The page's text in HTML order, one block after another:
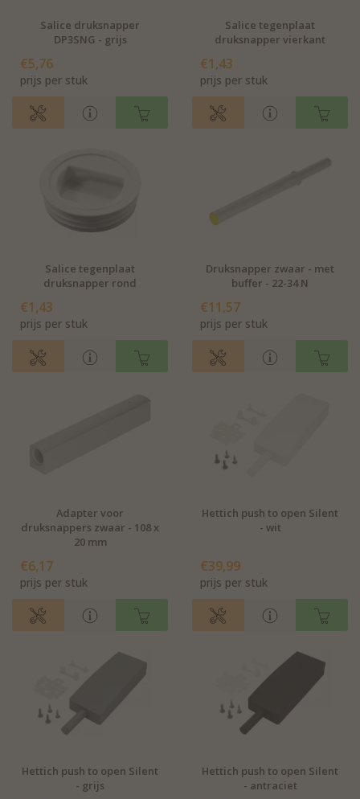
Salice druksnapper
DP3SNG - grijs
€5,76
prijs per stuk
Salice tegenplaat
druksnapper vierkant
€1,43
prijs per stuk
Salice tegenplaat
druksnapper rond
€1,43
prijs per stuk
Druksnapper zwaar - met
buffer - 22-34 N
€11,57
prijs per stuk
Adapter voor
druksnappers zwaar - 108 x
20 mm
€6,17
prijs per stuk
Hettich push to open Silent
- wit
€39,99
prijs per stuk
Hettich push to open Silent
- grijs
Hettich push to open Silent
- antraciet